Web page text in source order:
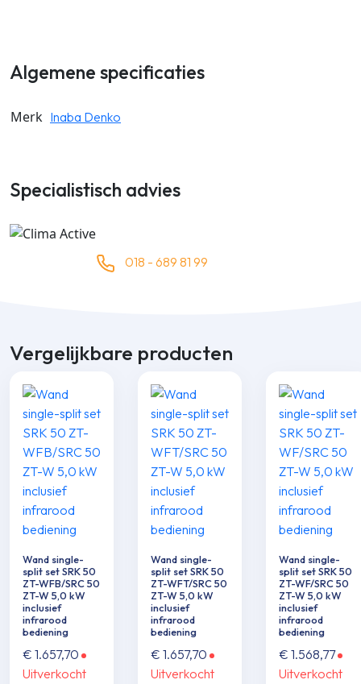
Algemene specificaties
Merk Inaba Denko
Specialistisch advies
018 - 689 81 99
Vergelijkbare producten
Wand single-
split set SRK 50
ZT-WFB/SRC 50
ZT-W 5,0 kW
inclusief
infrarood
bediening
€ 1.657,70
Uitverkocht
Wand single-
split set SRK 50
ZT-WFT/SRC 50
ZT-W 5,0 kW
inclusief
infrarood
bediening
€ 1.657,70
Uitverkocht
Wand single-
split set SRK 50
ZT-WF/SRC 50
ZT-W 5,0 kW
inclusief
infrarood
bediening
€ 1.568,77
Uitverkocht